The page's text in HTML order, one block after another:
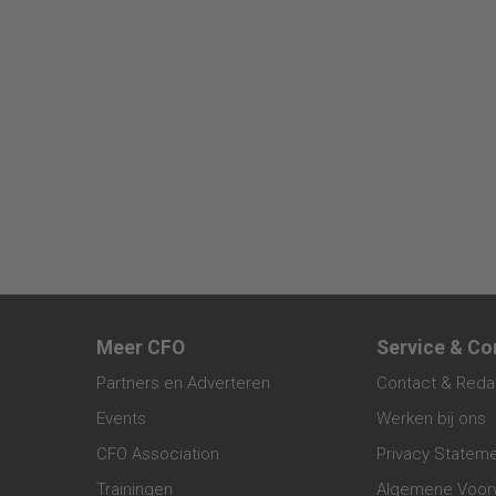
Meer CFO
Partners en Adverteren
Events
CFO Association
Trainingen
Service &
Contact &
Werken bij ons
Privacy
Algemene